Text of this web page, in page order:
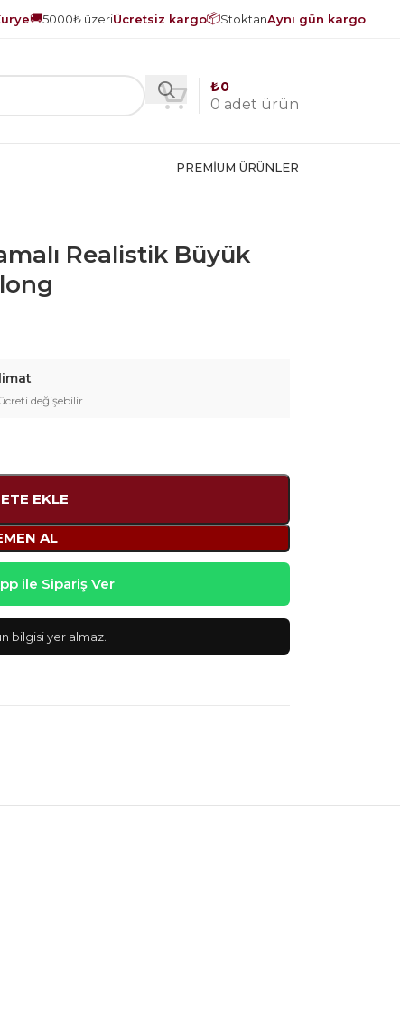
🚚5000₺ üzeriÜcretsiz kargo📦StoktanAynı gün kargo
0 adet ürün
₺0
PREMIUM ÜRÜNLER
Realistik Büyük
değişebilir
EKLE
AL
ile Sipariş Ver
bilgisi yer almaz.